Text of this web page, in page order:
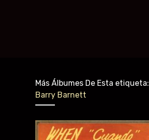
Más Álbumes De Esta etiqueta:
Barry Barnett